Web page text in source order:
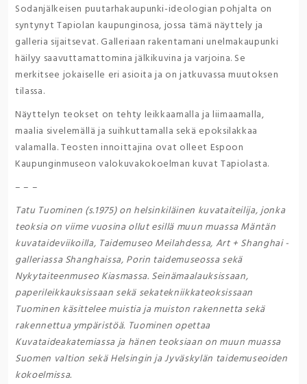
Sodanjälkeisen puutarhakaupunki-ideologian pohjalta on
syntynyt Tapiolan kaupunginosa, jossa tämä näyttely ja
galleria sijaitsevat. Galleriaan rakentamani unelmakaupunki
häilyy saavuttamattomina jälkikuvina ja varjoina. Se
merkitsee jokaiselle eri asioita ja on jatkuvassa muutoksen
tilassa.
Näyttelyn teokset on tehty leikkaamalla ja liimaamalla,
maalia sivelemällä ja suihkuttamalla sekä epoksilakkaa
valamalla. Teosten innoittajina ovat olleet Espoon
Kaupunginmuseon valokuvakokoelman kuvat Tapiolasta.
– – –
Tatu Tuominen (s.1975) on helsinkiläinen kuvataiteilija, jonka
teoksia on viime vuosina ollut esillä muun muassa Mäntän
kuvataideviikoilla, Taidemuseo Meilahdessa, Art + Shanghai -
galleriassa Shanghaissa, Porin taidemuseossa sekä
Nykytaiteenmuseo Kiasmassa. Seinämaalauksissaan,
paperileikkauksissaan sekä sekatekniikkateoksissaan
Tuominen käsittelee muistia ja muiston rakennetta sekä
rakennettua ympäristöä. Tuominen opettaa
Kuvataideakatemiassa ja hänen teoksiaan on muun muassa
Suomen valtion sekä Helsingin ja Jyväskylän taidemuseoiden
kokoelmissa.